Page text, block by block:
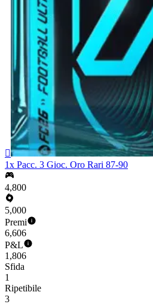

1x Pacc. 3 Gioc. Oro Rari 87-90
4,800
5,000
Premi
6,606
P&L
1,806
Sfida
1
Ripetibile
3